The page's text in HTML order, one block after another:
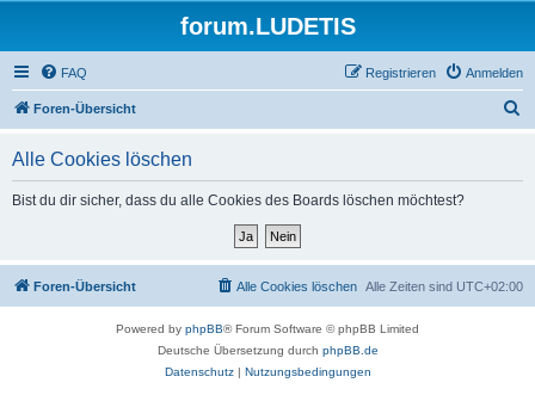
forum.LUDETIS
FAQ Anmelden
Registrieren
Foren-Übersicht
Alle Cookies löschen
Bist du dir sicher, dass du alle Cookies des Boards löschen möchtest?
Foren-Übersicht Alle Zeiten sind UTC+02:00
Alle Cookies löschen
Powered by phpBB® Forum Software © phpBB Limited
Deutsche Übersetzung durch phpBB.de
Datenschutz| Nutzungsbedingungen